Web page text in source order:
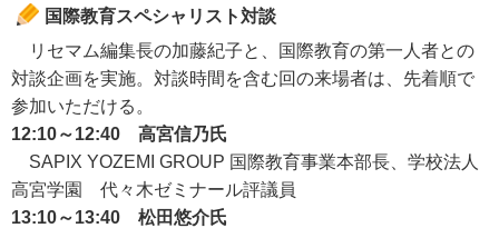
国際教育スペシャリスト対談
リセマム編集長の加藤紀子と、国際教育の第一人者との
対談企画を実施。対談時間を含む回の来場者は、先着順で
参加いただける。
12:10～12:40 高宮信乃氏
SAPIX YOZEMI GROUP 国際教育事業本部長、学校法人
高宮学園 代々木ゼミナール評議員
13:10～13:40 松田悠介氏